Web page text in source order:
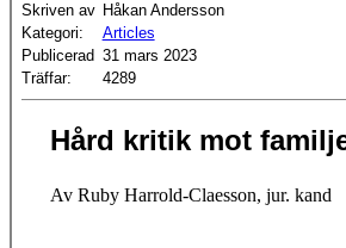
Skriven av Håkan Andersson
Kategori:
Articles
Publicerad 31 mars 2023
Träffar:
4289
Hård kritik mot
Av Ruby Harrold-Claesson, jur. kand